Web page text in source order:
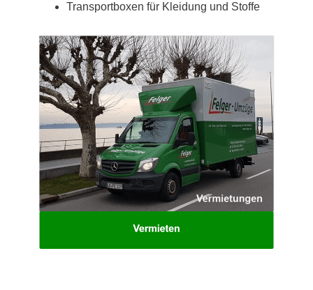
Transportboxen für Kleidung und Stoffe